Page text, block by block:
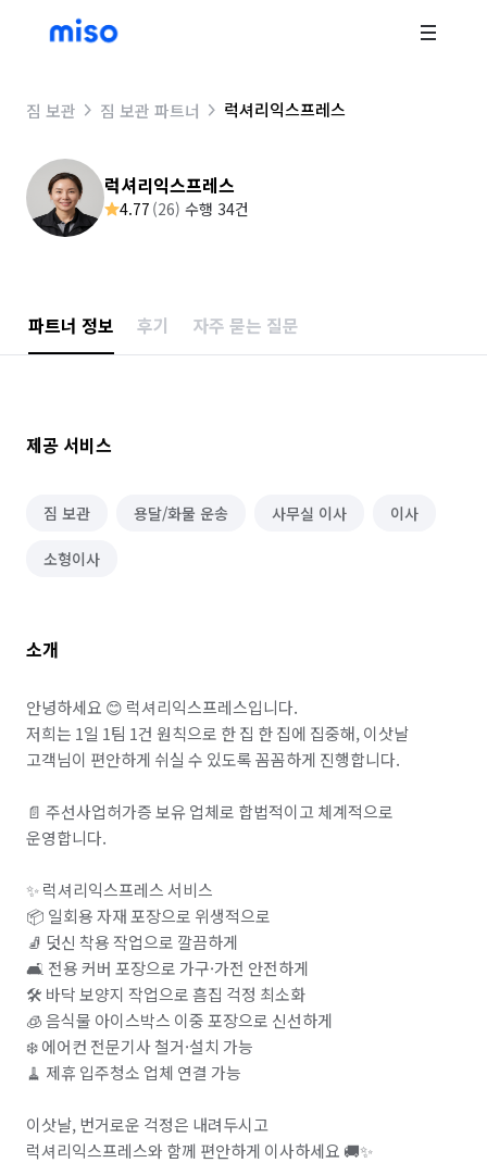
짐 보관 짐 보관 파트너 럭셔리익스프레스
럭셔리익스프레스
4.77 (26) 수행 34건
파트너 정보 후기 자주 묻는 질문
제공 서비스
짐 보관 용달/화물 운송 사무실 이사 이사
소형이사
소개
안녕하세요 😊 럭셔리익스프레스입니다.
저희는 1일 1팀 1건 원칙으로 한 집 한 집에 집중해, 이삿날
고객님이 편안하게 쉬실 수 있도록 꼼꼼하게 진행합니다.
📄 주선사업허가증 보유 업체로 합법적이고 체계적으로
운영합니다.
✨ 럭셔리익스프레스 서비스
📦 일회용 자재 포장으로 위생적으로
🧦 덧신 착용 작업으로 깔끔하게
🛋️ 전용 커버 포장으로 가구·가전 안전하게
🛠️ 바닥 보양지 작업으로 흠집 걱정 최소화
🧊 음식물 아이스박스 이중 포장으로 신선하게
❄️ 에어컨 전문기사 철거·설치 가능
🧹 제휴 입주청소 업체 연결 가능
이삿날, 번거로운 걱정은 내려두시고
럭셔리익스프레스와 함께 편안하게 이사하세요 🚚✨